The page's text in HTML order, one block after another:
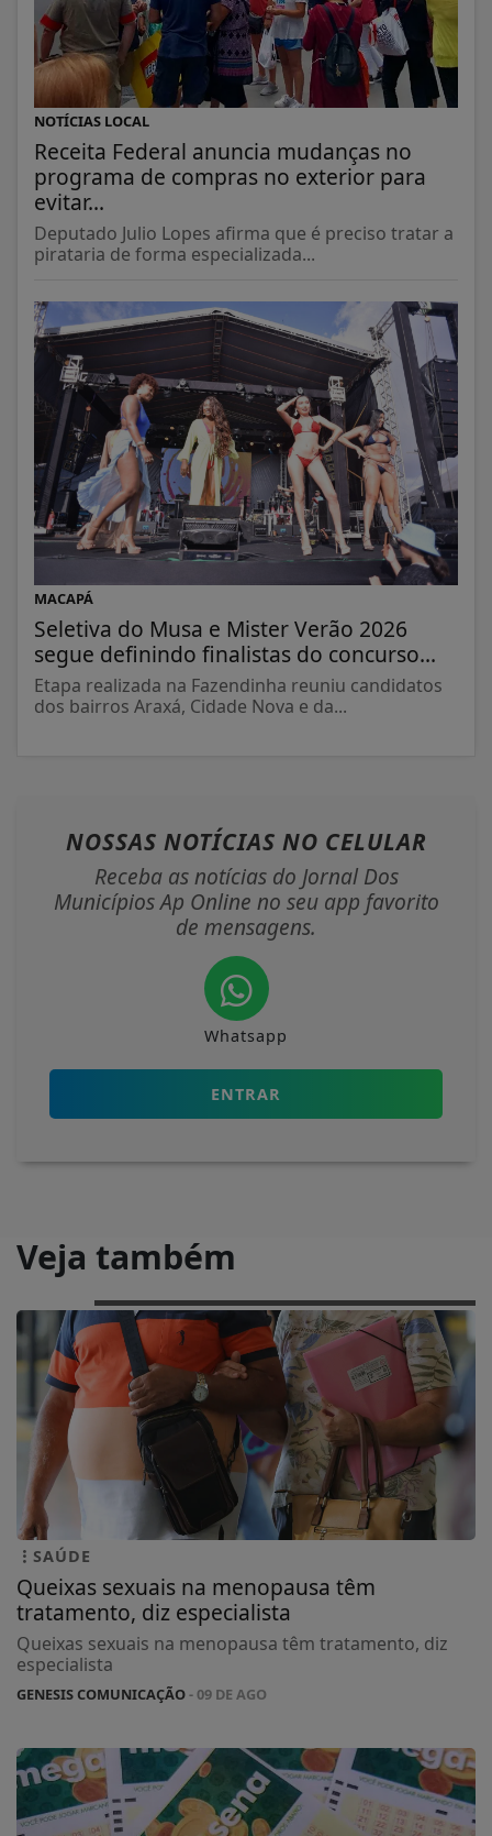
NOTÍCIAS LOCAL
Receita Federal anuncia mudanças no
programa de compras no exterior para
evitar...
Deputado Julio Lopes afirma que é preciso tratar a
pirataria de forma especializada...
MACAPÁ
Seletiva do Musa e Mister Verão 2026
segue definindo finalistas do concurso...
Etapa realizada na Fazendinha reuniu candidatos
dos bairros Araxá, Cidade Nova e da...
NOSSAS NOTÍCIAS NO CELULAR
Receba as notícias do Jornal Dos
Municípios Ap Online no seu app favorito
de mensagens.
Whatsapp
ENTRAR
Veja também
SAÚDE
Queixas sexuais na menopausa têm
tratamento, diz especialista
Queixas sexuais na menopausa têm tratamento, diz
especialista
GENESIS COMUNICAÇÃO- 09 DE AGO